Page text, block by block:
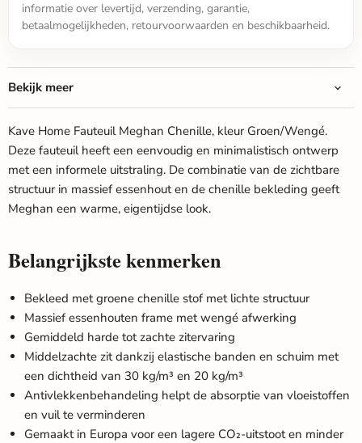
informatie over levertijd, verzending, garantie,
betaalmogelijkheden, retourvoorwaarden en beschikbaarheid.
Bekijk meer
Kave Home Fauteuil Meghan Chenille, kleur Groen/Wengé.
Deze fauteuil heeft een eenvoudig en minimalistisch ontwerp
met een informele uitstraling. De combinatie van de zichtbare
structuur in massief essenhout en de chenille bekleding geeft
Meghan een warme, eigentijdse look.
Belangrijkste kenmerken
Bekleed met groene chenille stof met lichte structuur
Massief essenhouten frame met wengé afwerking
Gemiddeld harde tot zachte zitervaring
Middelzachte zit dankzij elastische banden en schuim met
een dichtheid van 30 kg/m³ en 20 kg/m³
Antivlekkenbehandeling helpt de absorptie van vloeistoffen
en vuil te verminderen
Gemaakt in Europa voor een lagere CO₂-uitstoot en minder